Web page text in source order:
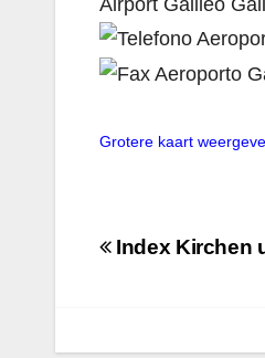
Airport Galileo
Grotere kaart
Index Kirchen